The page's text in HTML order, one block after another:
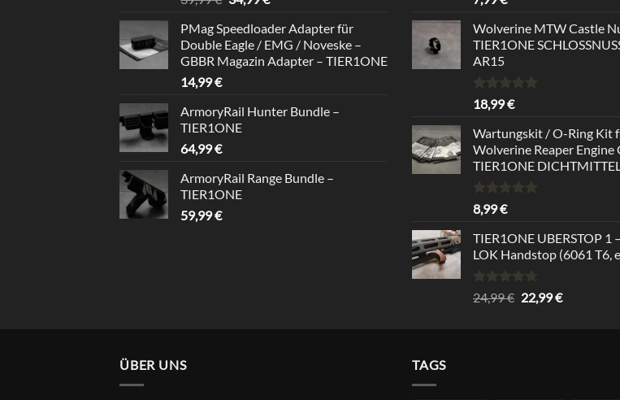
out of 5
was:
39,99 €.
is:
34,99 €.
PMag Speedloader Adapter für
Double Eagle / EMG / Noveske –
GBBR Magazin Adapter – TIER1ONE
14,99€
ArmoryRail Hunter Bundle –
TIER1ONE
64,99€
ArmoryRail Range Bundle –
TIER1ONE
59,99€
out of 5
Wolverine MTW Castle
TIER1ONE
AR15
Rated5.00
out of 5
18,99€
Wartungskit / O-Ring Kit
Wolverine Reaper Engine
TIER1ONE
Rated
out of 5
8,99€
TIER1ONE UBERSTOP 1
LOK Handstop (6061 T6,
Rated4.67
out of 5
24,99€ Original
22,99€Current
ÜBER UNS TAGS